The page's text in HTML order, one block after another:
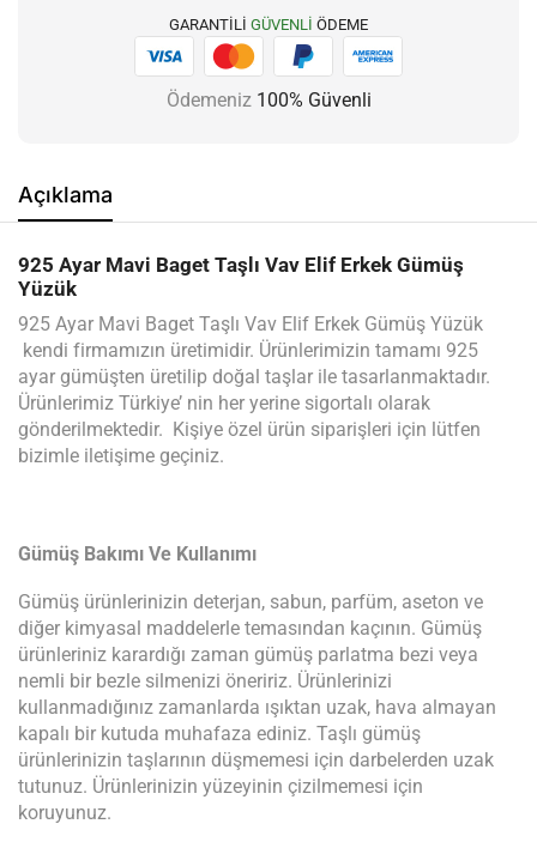
GARANTILI GÜVENLI ÖDEME
Ödemeniz 100% Güvenli
Açıklama
925 Ayar Mavi Baget Taşlı Vav Elif Erkek Gümüş
Yüzük
925 Ayar Mavi Baget Taşlı Vav Elif Erkek Gümüş Yüzük
kendi firmamızın üretimidir. Ürünlerimizin tamamı 925
ayar gümüşten üretilip doğal taşlar ile tasarlanmaktadır.
Ürünlerimiz Türkiye’ nin her yerine sigortalı olarak
gönderilmektedir. Kişiye özel ürün siparişleri için lütfen
bizimle iletişime geçiniz.
Gümüş Bakımı Ve Kullanımı
Gümüş ürünlerinizin deterjan, sabun, parfüm, aseton ve
diğer kimyasal maddelerle temasından kaçının. Gümüş
ürünleriniz karardığı zaman gümüş parlatma bezi veya
nemli bir bezle silmenizi öneririz. Ürünlerinizi
kullanmadığınız zamanlarda ışıktan uzak, hava almayan
kapalı bir kutuda muhafaza ediniz. Taşlı gümüş
ürünlerinizin taşlarının düşmemesi için darbelerden uzak
tutunuz. Ürünlerinizin yüzeyinin çizilmemesi için
koruyunuz.